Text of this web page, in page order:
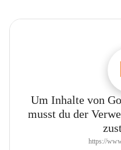
Um Inhalte von
musst du der
https://